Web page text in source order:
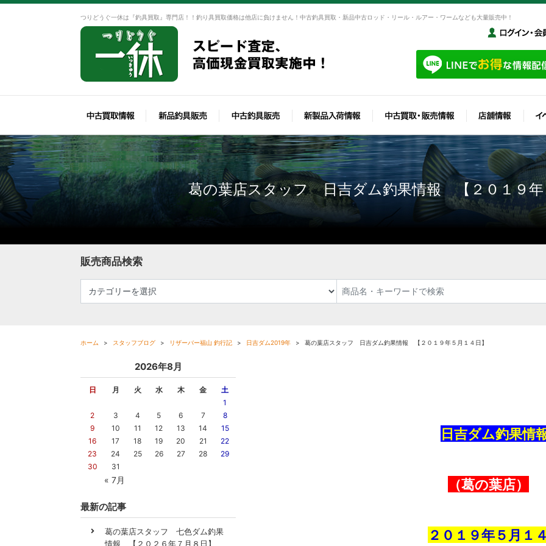
つりどうぐ一休は『釣具買取』専門店！！釣り具買取価格は他店に負けません！中古釣具買取・新品中古ロッド・リール・ルアー・ワームなども大量販売中！
葛の葉店スタッフ 日吉ダム釣果情報 【２０１９年
販売商品検索
ホーム スタッフブログ リザーバー福山 釣行記 日吉ダム2019年 葛の葉店スタッフ 日吉ダム釣果情報 【２０１９年５月１４日】
日吉ダム釣果情
（葛の葉店）
２０１９年５ 月 １４
2026年8月
日 月 火 水 木 金 土
« 7月
1
2
3 4 5 6 7
8
9
10 11 12 13 14
15
16
17 18 19 20 21
22
23
24 25 26 27 28
29
30
31
最新の記事
葛の葉店スタッフ 七色ダム釣果
情報 【２０２６年７月８日】